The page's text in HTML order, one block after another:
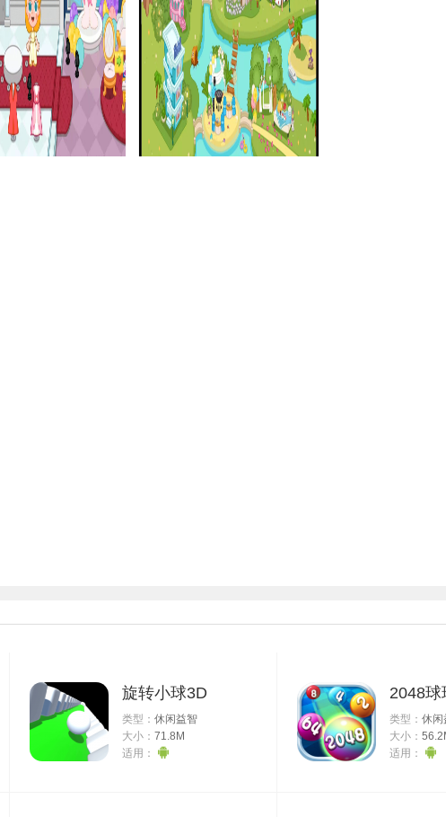
旋转小球3D
类型： 休闲益智
大小： 71.8M
适用：
2048
类型： 休闲
大小：
适用：